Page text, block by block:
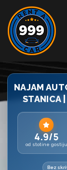
NAJAM
STANICA
4.9/5
od stotine gostiju
Bez